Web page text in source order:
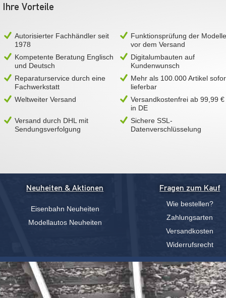
Ihre Vorteile
Autorisierter Fachhändler seit
1978
Funktionsprüfung der Modelle
vor dem Versand
Kompetente Beratung Englisch
und Deutsch
Digitalumbauten auf
Kundenwunsch
Reparaturservice durch eine
Fachwerkstatt
Mehr als 100.000 Artikel
lieferbar
Weltweiter Versand
Versandkostenfrei ab 99,99 €
in DE
Versand durch DHL mit
Sendungsverfolgung
Sichere SSL-
Datenverschlüsselung
Neuheiten & Aktionen
Eisenbahn Neuheiten
Modellautos Neuheiten
Fragen zum Kauf
Wie bestellen?
Zahlungsarten
Versandkosten
Widerrufsrecht